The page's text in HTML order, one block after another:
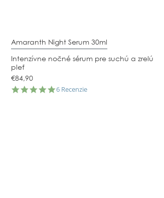
Amaranth Night Serum 30ml
Intenzívne nočné sérum pre suchú a zrelú
pleť
€84,90
5.0
6 Recenzie